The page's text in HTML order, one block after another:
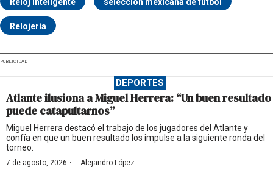
Relojería
PUBLICIDAD
DEPORTES
Atlante ilusiona a Miguel Herrera: “Un buen resultado
puede catapultarnos”
Miguel Herrera destacó el trabajo de los jugadores del Atlante y
confía en que un buen resultado los impulse a la siguiente ronda del
torneo.
7 de agosto, 2026 · Alejandro López